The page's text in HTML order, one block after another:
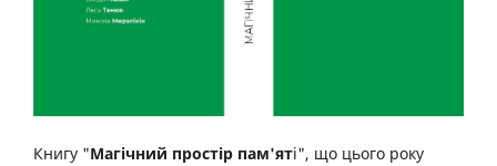
Книгу "Магічний простір пам'яті", що цього року